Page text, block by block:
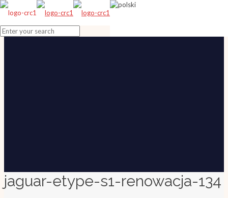
jaguar-etype-s1-renowacja-134